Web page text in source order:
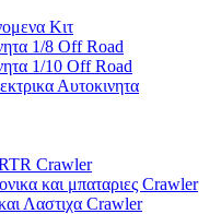
Κιτ
1/8 Off Road
1/10 Off Road
Αυτοκινητα
Crawler
και μπαταριες Crawler
Λαστιχα Crawler